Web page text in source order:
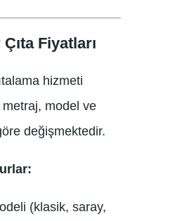
Fiyatları
hizmeti
metraj, model ve
değişmektedir.
(klasik, saray,